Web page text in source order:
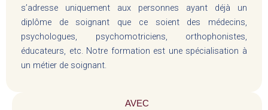
s’adresse uniquement aux personnes ayant déjà un
diplôme de soignant que ce soient des médecins,
psychologues, psychomotriciens, orthophonistes,
éducateurs, etc. Notre formation est une spécialisation à
un métier de soignant.
AVEC